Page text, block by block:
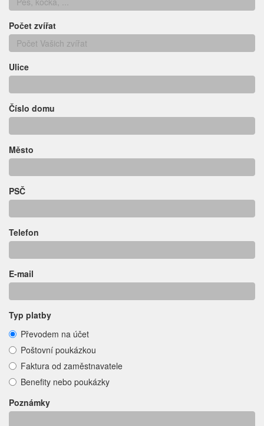
Počet zvířat
Ulice
Číslo domu
Město
PSČ
Telefon
E-mail
Typ platby
Převodem na účet
Poštovní poukázkou
Faktura od zaměstnavatele
Benefity nebo poukázky
Poznámky